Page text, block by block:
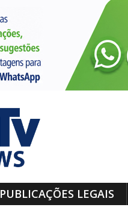
PUBLICAÇÕES LEGAIS